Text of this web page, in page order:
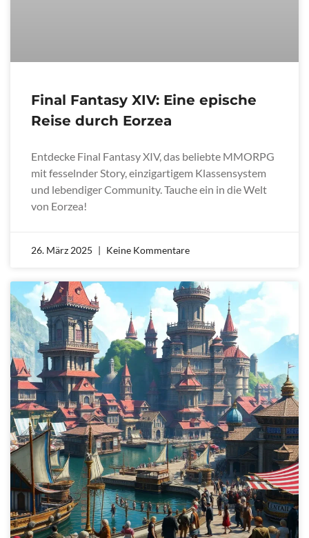
Final Fantasy XIV: Eine epische
Reise durch Eorzea
Entdecke Final Fantasy XIV, das beliebte MMORPG
mit fesselnder Story, einzigartigem Klassensystem
und lebendiger Community. Tauche ein in die Welt
von Eorzea!
26. März 2025 Keine Kommentare